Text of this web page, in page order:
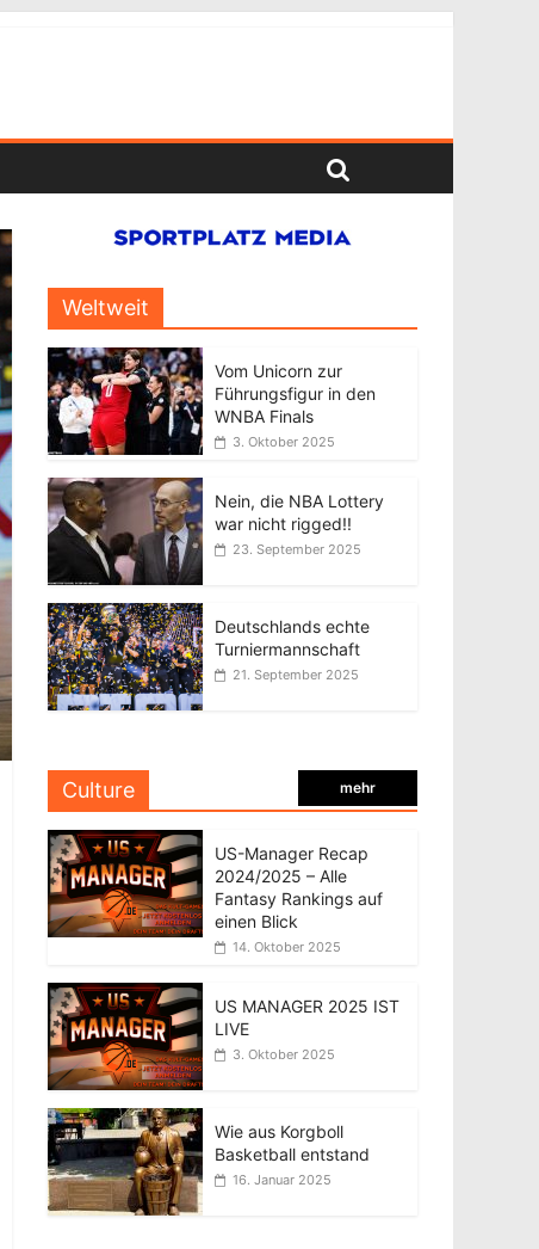
Weltweit
Vom Unicorn zur
Führungsfigur in den
WNBA Finals
3. Oktober 2025
Nein, die NBA Lottery
war nicht rigged!!
23. September 2025
Deutschlands echte
Turniermannschaft
21. September 2025
Culture mehr
US-Manager Recap
2024/2025 – Alle
Fantasy Rankings auf
einen Blick
14. Oktober 2025
US MANAGER 2025 IST
LIVE
3. Oktober 2025
Wie aus Korgboll
Basketball entstand
16. Januar 2025